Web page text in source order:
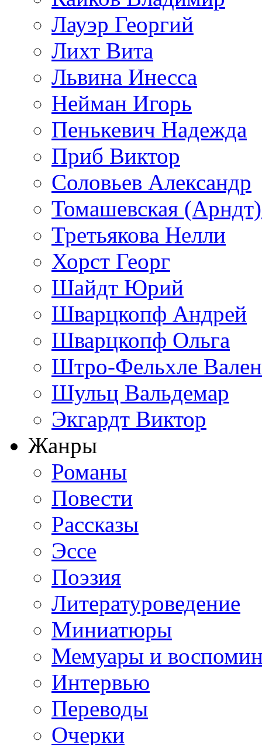
Лауэр Георгий
Лихт Вита
Львина Инесса
Нейман Игорь
Пенькевич Надежда
Приб Виктор
Соловьев Александр
Томашевская
Третьякова Нелли
Хорст Георг
Шайдт Юрий
Шварцкопф Андрей
Шварцкопф Ольга
Штро-Фельхле
Шульц Вальдемар
Экгардт Виктор
Жанры
Романы
Повести
Рассказы
Эссе
Поэзия
Литературоведение
Миниатюры
Мемуары и
Интервью
Переводы
Очерки